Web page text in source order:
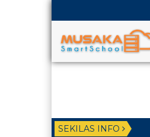
SEKILAS INFO